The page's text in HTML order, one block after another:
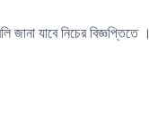
যাবে নিচের বিজ্ঞপ্তিতে ।